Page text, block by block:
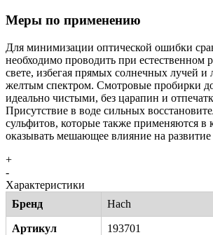
Меры по применению
Для минимизации оптической ошибки
необходимо проводить при естественном
свете, избегая прямых солнечных лучей и
желтым спектром. Смотровые пробирки
идеально чистыми, без царапин и
Присутствие в воде сильных
сульфитов, которые также применяются в
оказывать мешающее влияние на развитие
+
-
Характеристики
Бренд
Hach
Артикул 193701